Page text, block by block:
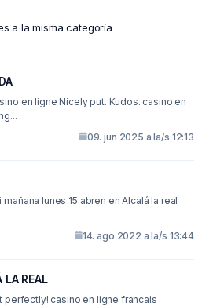
a la misma categoría
en ligne Nicely put. Kudos. casino en
09. jun 2025 a la/s 12:13
lunes 15 abren en Alcalá la real
14. ago 2022 a la/s 13:44
REAL
perfectly! casino en ligne francais